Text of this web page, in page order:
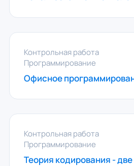
Контрольная работа
Программирование
Офисное
Контрольная работа
Программирование
Теория кодирования -